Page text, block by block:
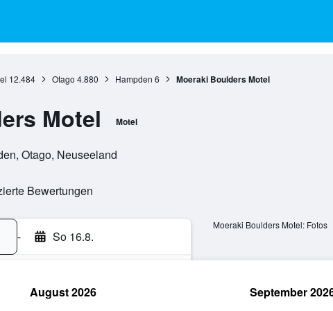
12.484 Otago 4.880 Hampden 6 Moeraki Boulders Motel
Motel Motel
Otago, Neuseeland
Bewertungen
- So 16.8.
Moeraki Boulders Motel: Fotos
August 2026 September